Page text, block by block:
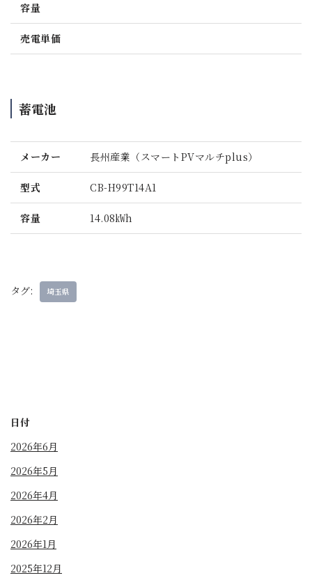
容量
売電単価
蓄電池
メーカー 長州産業（スマートPVマルチplus）
型式 CB-H99T14A1
容量 14.08㎾h
タグ: 埼玉県
日付
2026年6月
2026年5月
2026年4月
2026年2月
2026年1月
2025年12月